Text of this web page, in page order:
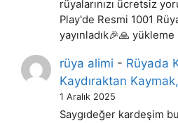
rüyalarınızı ücretsiz
Play'de Resmi 1001
yayınladık🎉🙏
rüya alimi - Rüyada
Kaydıraktan
1 Aralık 2025
Saygıdeğer kardeşim